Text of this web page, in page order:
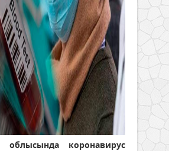
облысында коронавирус